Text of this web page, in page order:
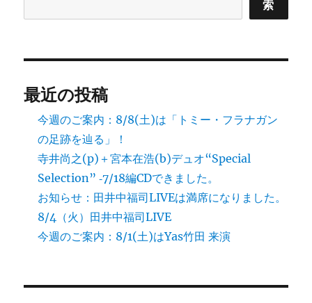
に
索
最近の投稿
今週のご案内：8/8(土)は「トミー・フラナガン
の足跡を辿る」！
寺井尚之(p)＋宮本在浩(b)デュオ“Special
Selection” ‐7/18編CDできました。
お知らせ：田井中福司LIVEは満席になりました。
8/4（火）田井中福司LIVE
今週のご案内：8/1(土)はYas竹田 来演